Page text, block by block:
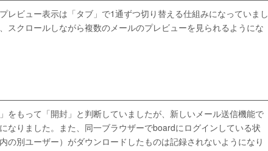
レビュー表示は「タブ」で1通ずつ切り替える仕組みになっていまし
スクロールしながら複数のメールのプレビューを見られるようにな
をもって「開封」と判断していましたが、新しいメール送信機能で
なりました。また、同一ブラウザーでboardにログインしている状
の別ユーザー）がダウンロードしたものは記録されないようになり